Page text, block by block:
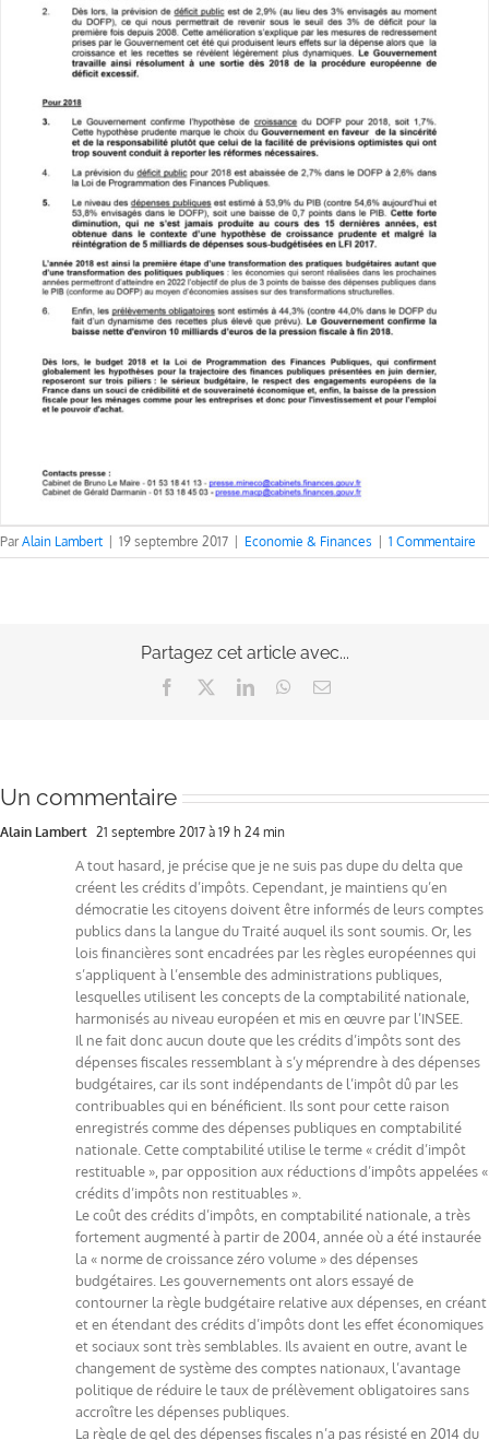
ParAlain Lambert 19 septembre 2017 Economie & Finances 1 Commentaire
Partagez cet article avec...
Facebook LinkedInWhatsApp
Email
Un commentaire
Alain Lambert 21 septembre 2017 à 19 h 24 min
A tout hasard, je précise que je ne suis pas dupe du delta que
créent les crédits d’impôts. Cependant, je maintiens qu’en
démocratie les citoyens doivent être informés de leurs comptes
publics dans la langue du Traité auquel ils sont soumis. Or, les
lois financières sont encadrées par les règles européennes qui
s’appliquent à l’ensemble des administrations publiques,
lesquelles utilisent les concepts de la comptabilité nationale,
harmonisés au niveau européen et mis en œuvre par l’INSEE.
Il ne fait donc aucun doute que les crédits d’impôts sont des
dépenses fiscales ressemblant à s’y méprendre à des dépenses
budgétaires, car ils sont indépendants de l’impôt dû par les
contribuables qui en bénéficient. Ils sont pour cette raison
enregistrés comme des dépenses publiques en comptabilité
nationale. Cette comptabilité utilise le terme « crédit d’impôt
restituable », par opposition aux réductions d’impôts appelées «
crédits d’impôts non restituables ».
Le coût des crédits d’impôts, en comptabilité nationale, a très
fortement augmenté à partir de 2004, année où a été instaurée
la « norme de croissance zéro volume » des dépenses
budgétaires. Les gouvernements ont alors essayé de
contourner la règle budgétaire relative aux dépenses, en créant
et en étendant des crédits d’impôts dont les effet économiques
et sociaux sont très semblables. Ils avaient en outre, avant le
changement de système des comptes nationaux, l’avantage
politique de réduire le taux de prélèvement obligatoires sans
accroître les dépenses publiques.
La règle de gel des dépenses fiscales n’a pas résisté en 2014 du